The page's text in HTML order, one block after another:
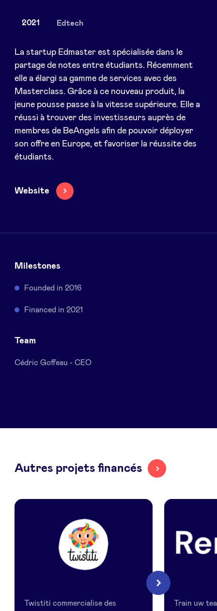
Actualités
Avantages
BeAngels Academy
BeAngels Luxembourg
Pooling Services
BeAngels x PMV
Accès Dealflow investisseur
2021 Edtech
La startup Edmaster est spécialisée dans le
partage de notes entre étudiants. Récemment
elle a élargi sa gamme de services avec des
Masterclass. Grâce à ce nouveau produit, la
jeune pousse passe à la vitesse supérieure. Elle a
réussi à trouver des investisseurs auprès de
membres de BeAngels afin de pouvoir déployer
son offre en Europe, et favoriser la réussite des
étudiants.
Website
Milestones
Founded in 2016
Financed in 2021
Team
Cédric Goffeau - CEO
Autres projets financés
Twistiti commercialise des
Train uw
Suivant